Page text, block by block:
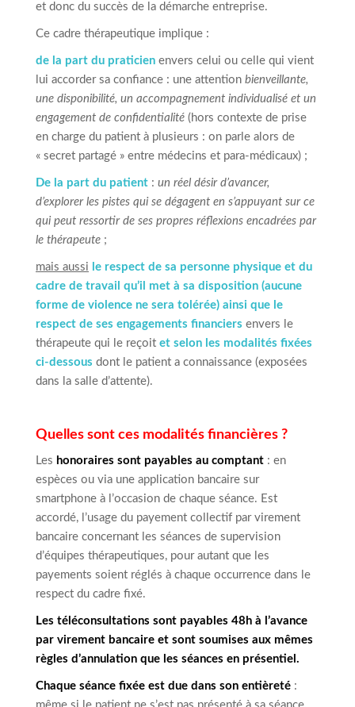
et donc du succès de la démarche entreprise.
Ce cadre thérapeutique implique :
de la part du praticien envers celui ou celle qui vient
lui accorder sa confiance : une attention bienveillante,
une disponibilité, un accompagnement individualisé et un
engagement de confidentialité (hors contexte de prise
en charge du patient à plusieurs : on parle alors de
« secret partagé » entre médecins et para-médicaux) ;
De la part du patient : un réel désir d’avancer,
d’explorer les pistes qui se dégagent en s’appuyant sur ce
qui peut ressortir de ses propres réflexions encadrées par
le thérapeute ;
mais aussi le respect de sa personne physique et du
cadre de travail qu’il met à sa disposition (aucune
forme de violence ne sera tolérée) ainsi que le
respect de ses engagements financiers envers le
thérapeute qui le reçoit et selon les modalités fixées
ci-dessous dont le patient a connaissance (exposées
dans la salle d’attente).
Quelles sont ces modalités financières ?
Les honoraires sont payables au comptant : en
espèces ou via une application bancaire sur
smartphone à l’occasion de chaque séance. Est
accordé, l’usage du payement collectif par virement
bancaire concernant les séances de supervision
d’équipes thérapeutiques, pour autant que les
payements soient réglés à chaque occurrence dans le
respect du cadre fixé.
Les téléconsultations sont payables 48h à l’avance
par virement bancaire et sont soumises aux mêmes
règles d’annulation que les séances en présentiel.
Chaque séance fixée est due dans son entièreté :